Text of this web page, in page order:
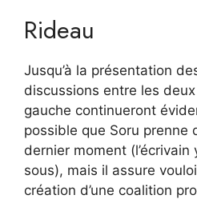
Rideau
Jusqu’à la présentation
discussions entre les
gauche continueront
possible que Soru prenne
dernier moment
sous), mais il assure
création d’une coalition